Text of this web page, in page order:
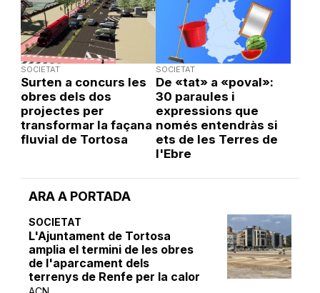
ARA A PORTADA
SOCIETAT
L'Ajuntament de Tortosa
amplia el termini de les obres
de l'aparcament dels
terrenys de Renfe per la calor
SOCIETAT
Surten a concurs les
obres dels dos
projectes per
transformar la façana
fluvial de Tortosa
SOCIETAT
De «tat» a «poval»:
30 paraules i
expressions que
només entendràs si
ets de les Terres de
l'Ebre